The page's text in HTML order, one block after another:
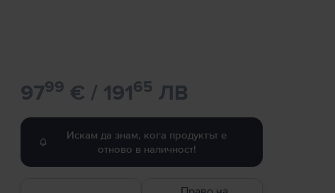
9799 € / 19165 ЛВ
Искам да знам, кога продуктът е
отново в наличност!